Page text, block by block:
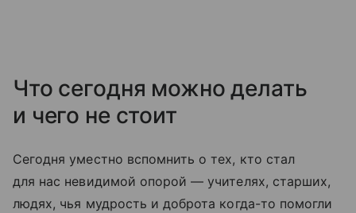
Что сегодня можно делать
и чего не стоит
Сегодня уместно вспомнить о тех, кто стал
для нас невидимой опорой — учителях, старших,
людях, чья мудрость и доброта когда-то помогли